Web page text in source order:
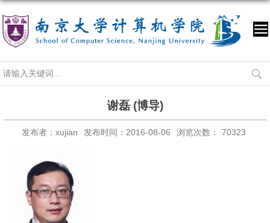
谢磊 (博导)
发布者：xujian 发布时间：2016-08-06 浏览次数： 70323